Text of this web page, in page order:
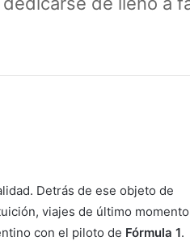
Detrás de ese objeto de
viajes de último
con el piloto de Fórmula 1.